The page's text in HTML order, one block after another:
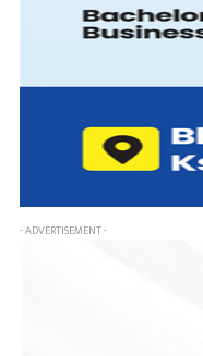
- ADVERTISEMENT -